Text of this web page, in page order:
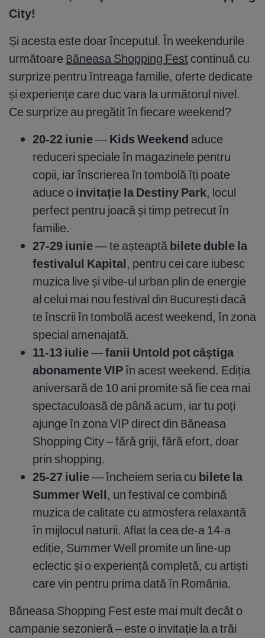
City!
Și acesta este doar începutul. În weekendurile
următoare Băneasa Shopping Fest continuă cu
surprize pentru întreaga familie, oferte dedicate
și experiențe care duc vara la următorul nivel.
Ce surprize au pregătit în fiecare weekend?
20-22 iunie— Kids Weekend aduce
reduceri speciale în magazinele pentru
copii, iar înscrierea în tombolă îți poate
aduce o invitație la Destiny Park, locul
perfect pentru joacă și timp petrecut în
familie.
27-29 iunie— te așteaptă bilete duble la
festivalul Kapital, pentru cei care iubesc
muzica live și vibe-ul urban plin de energie
al celui mai nou festival din București dacă
te înscrii în tombolă acest weekend, în zona
special amenajată.
11-13 iulie—fanii Untold pot câștiga
abonamente VIPîn acest weekend. Ediția
aniversară de 10 ani promite să fie cea mai
spectaculoasă de până acum, iar tu poți
ajunge în zona VIP direct din Băneasa
Shopping City – fără griji, fără efort, doar
prin shopping.
25-27 iulie— încheiem seria cu bilete la
Summer Well, un festival ce combină
muzica de calitate cu atmosfera relaxantă
în mijlocul naturii. Aflat la cea de-a 14-a
ediție, Summer Well promite un line-up
eclectic și o experiență completă, cu artiști
care vin pentru prima dată în România.
Băneasa Shopping Fest este mai mult decât o
campanie sezonieră – este o invitație la a trăi